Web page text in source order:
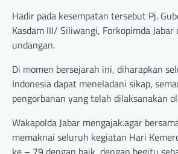
Hadir pada kesempatan tersebut Pj.
Kasdam III/ Siliwangi, Forkopimda
undangan.
Di momen bersejarah ini, diharapkan
Indonesia dapat meneladani sikap,
pengorbanan yang telah dilaksanakan
Wakapolda Jabar mengajak.agar
memaknai seluruh kegiatan Hari